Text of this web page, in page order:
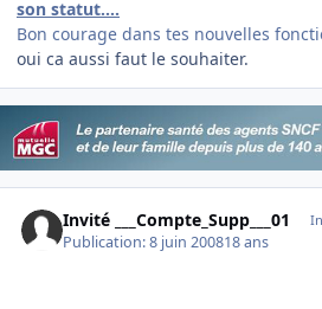
son statut....
Bon courage dans tes nouvelles
oui ca aussi faut le souhaiter.
Invité ___Compte_Supp___01
Publication:8 juin 200818 ans